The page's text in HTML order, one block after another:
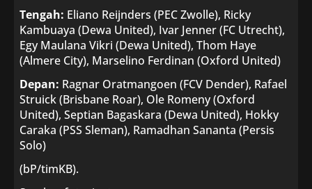
Tengah: Eliano Reijnders (PEC Zwolle), Ricky
Kambuaya (Dewa United), Ivar Jenner (FC Utrecht),
Egy Maulana Vikri (Dewa United), Thom Haye
(Almere City), Marselino Ferdinan (Oxford United)
Depan: Ragnar Oratmangoen (FCV Dender), Rafael
Struick (Brisbane Roar), Ole Romeny (Oxford
United), Septian Bagaskara (Dewa United), Hokky
Caraka (PSS Sleman), Ramadhan Sananta (Persis
Solo)
(bP/timKB).